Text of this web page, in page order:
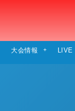
大会情報 LIVE